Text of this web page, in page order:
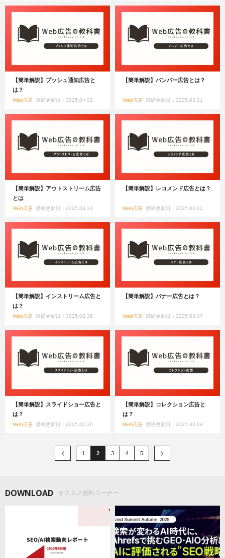
【簡単解説】プッシュ通知広告と
は？
Web広告 最終更新日：2025.04.02
【簡単解説】バンパー広告とは？
Web広告 最終更新日：2025.03.21
【簡単解説】アウトストリーム広告
とは
Web広告 最終更新日：2025.03.24
【簡単解説】レコメンド広告とは？
Web広告 最終更新日：2025.04.02
【簡単解説】インストリーム広告と
は？
Web広告 最終更新日：2025.02.26
【簡単解説】バナー広告とは？
Web広告 最終更新日：2025.03.07
【簡単解説】スライドショー広告と
は？
Web広告 最終更新日：2025.02.26
【簡単解説】コレクション広告と
は？
Web広告 最終更新日：2025.03.04
1 2 3 4 5
DOWNLOAD オススメ資料コーナー